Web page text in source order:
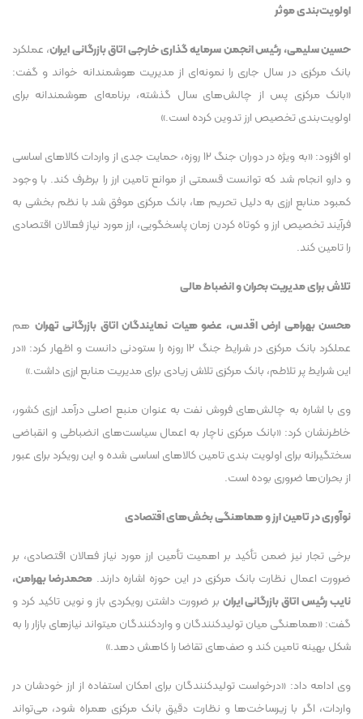
اولویت‌بندی موثر
حسین سلیمی، رئیس انجمن سرمایه گذاری خارجی اتاق بازرگانی ایران، عملکرد
بانک مرکزی در سال جاری را نمونه‌ای از مدیریت هوشمندانه خواند و گفت:
«بانک مرکزی پس از چالش‌های سال گذشته، برنامه‌ای هوشمندانه برای
اولویت‌بندی تخصیص ارز تدوین کرده است.»
او افزود: «به ویژه در دوران جنگ ۱۲ روزه، حمایت جدی از واردات کالا‌های اساسی
و دارو انجام شد که توانست قسمتی از موانع تامین ارز را برطرف کند. با وجود
کمبود منابع ارزی به دلیل تحریم ها، بانک مرکزی موفق شد با نظم بخشی به
فرآیند تخصیص ارز و کوتاه کردن زمان پاسخگویی، ارز مورد نیاز فعالان اقتصادی
را تامین کند.
تلاش برای مدیریت بحران و انضباط مالی
محسن بهرامی ارض اقدس، عضو هیات نمایندگان اتاق بازرگانی تهران هم
عملکرد بانک مرکزی در شرایط جنگ ۱۲ روزه را ستودنی دانست و اظهار کرد: «در
این شرایط پر تلاطم، بانک مرکزی تلاش زیادی برای مدیریت منابع ارزی داشت.»
وی با اشاره به چالش‌های فروش نفت به عنوان منبع اصلی درآمد ارزی کشور،
خاطرنشان کرد: «بانک مرکزی ناچار به اعمال سیاست‌های انضباطی و انقباضی
سختگیرانه برای اولویت بندی تامین کالا‌های اساسی شده و این رویکرد برای عبور
از بحران‌ها ضروری بوده است.
نوآوری در تامین ارز و هماهنگی بخش‌های اقتصادی
برخی تجار نیز ضمن تأکید بر اهمیت تأمین ارز مورد نیاز فعالان اقتصادی، بر
ضرورت اعمال نظارت بانک مرکزی در این حوزه اشاره دارند. محمدرضا بهرامن،
نایب رئیس اتاق بازرگانی ایران بر ضرورت داشتن رویکردی باز و نوین تاکید کرد و
گفت: «هماهنگی میان تولیدکنندگان و واردکنندگان میتواند نیاز‌های بازار را به
شکل بهینه تامین کند و صف‌های تقاضا را کاهش دهد.»
وی ادامه داد: «درخواست تولیدکنندگان برای امکان استفاده از ارز خودشان در
واردات، اگر با زیرساخت‌ها و نظارت دقیق بانک مرکزی همراه شود، می‌تواند